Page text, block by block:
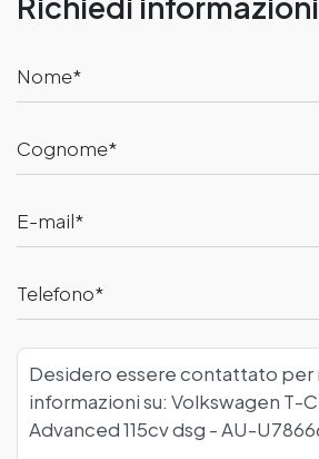
Nome
Cognome
E-mail
Telefono